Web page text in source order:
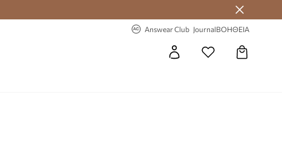
Answear Club JournalΒΟΗΘΕΙΑ